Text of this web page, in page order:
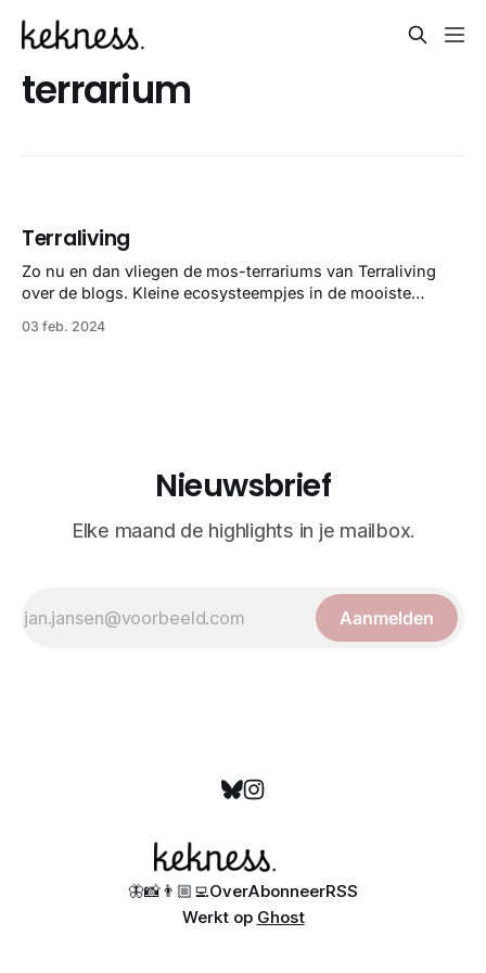
terrarium
Terraliving
Zo nu en dan vliegen de mos-terrariums van Terraliving
over de blogs. Kleine ecosysteempjes in de mooiste
Vanaf €200 oplopend naar een kleine € 2.000. Serieus
03 feb. 2024
Nieuwsbrief
Elke maand de highlights in je mailbox.
Aanmelden
🦋📸👨🏼‍💻OverAbonneerRSS
Werkt op Ghost